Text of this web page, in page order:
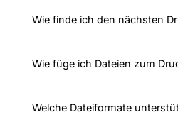
Wie finde ich den nächsten
Wie füge ich Dateien zum
Welche Dateiformate